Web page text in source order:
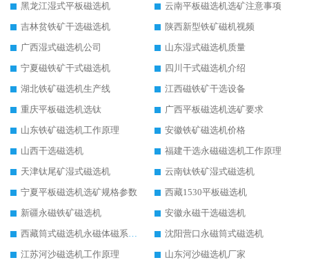
黑龙江湿式平板磁选机
云南平板磁选机选矿注意事项
吉林贫铁矿干选磁选机
陕西新型铁矿磁机视频
广西湿式磁选机公司
山东湿式磁选机质量
宁夏磁铁矿干式磁选机
四川干式磁选机介绍
湖北铁矿磁选机生产线
江西磁铁矿干选设备
重庆平板磁选机选钛
广西平板磁选机选矿要求
山东铁矿磁选机工作原理
安徽铁矿磁选机价格
山西干选磁选机
福建干选永磁磁选机工作原理
天津钛尾矿湿式磁选机
云南钛铁矿湿式磁选机
宁夏平板磁选机选矿规格参数
西藏1530平板磁选机
新疆永磁铁矿磁选机
安徽永磁干选磁选机
西藏筒式磁选机永磁体磁系设计
沈阳营口永磁筒式磁选机
江苏河沙磁选机工作原理
山东河沙磁选机厂家